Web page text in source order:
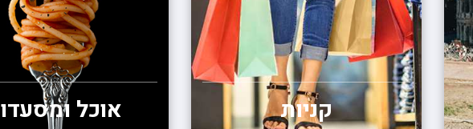
קניות אוכל